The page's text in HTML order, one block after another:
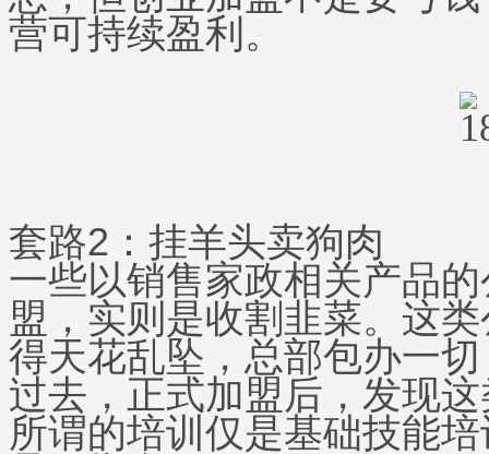
营可持续盈利。
套路2：挂羊头卖狗肉
一些以销售家政相关产品
盟，实则是收割韭菜。这
得天花乱坠，总部包办一
过去，正式加盟后，发现
所谓的培训仅是基础技能